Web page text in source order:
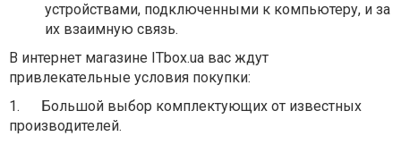
устройствами, подключенными к компьютеру, и за
их взаимную связь.
В интернет магазине ITbox.ua вас ждут
привлекательные условия покупки:
1.
Большой выбор комплектующих от известных
производителей.